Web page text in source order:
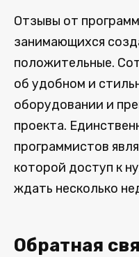
Отзывы от
занимающихся
положительные.
об удобном и
оборудовании и
проекта.
программистов
которой доступ к
ждать несколько
Обратная